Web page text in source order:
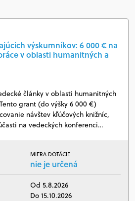
výskumníkov: 6 000 € na
v oblasti humanitných a
články v oblasti humanitných
grant (do výšky 6 000 €)
návštev kľúčových knižníc,
na vedeckých konferenci…
MIERA DOTÁCIE
nie je určená
Od 5.8.2026
Do 15.10.2026